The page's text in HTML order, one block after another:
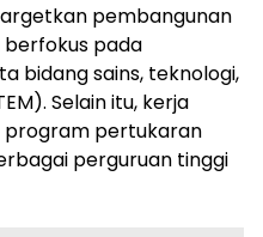
pembangunan
pada
bidang sains, teknologi,
Selain itu, kerja
program pertukaran
perguruan tinggi